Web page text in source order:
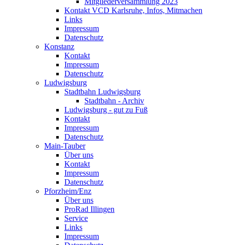
Kontakt VCD Karlsruhe, Infos, Mitmachen
Links
Impressum
Datenschutz
Konstanz
Kontakt
Impressum
Datenschutz
Ludwigsburg
Stadtbahn Ludwigsburg
Stadtbahn - Archiv
Ludwigsburg - gut zu Fuß
Kontakt
Impressum
Datenschutz
Main-Tauber
Über uns
Kontakt
Impressum
Datenschutz
Pforzheim/Enz
Über uns
ProRad Illingen
Service
Links
Impressum